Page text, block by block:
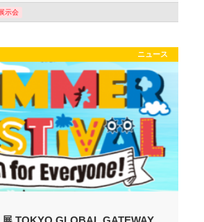
示会
ニュース